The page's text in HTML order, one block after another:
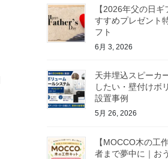
【2026年父の日
すすめプレゼント
フト
6月 3, 2026
天井埋込スピーカ
したい・壁付けボ
設置事例
5月 26, 2026
【MOCCO木の工
者まで夢中に｜お